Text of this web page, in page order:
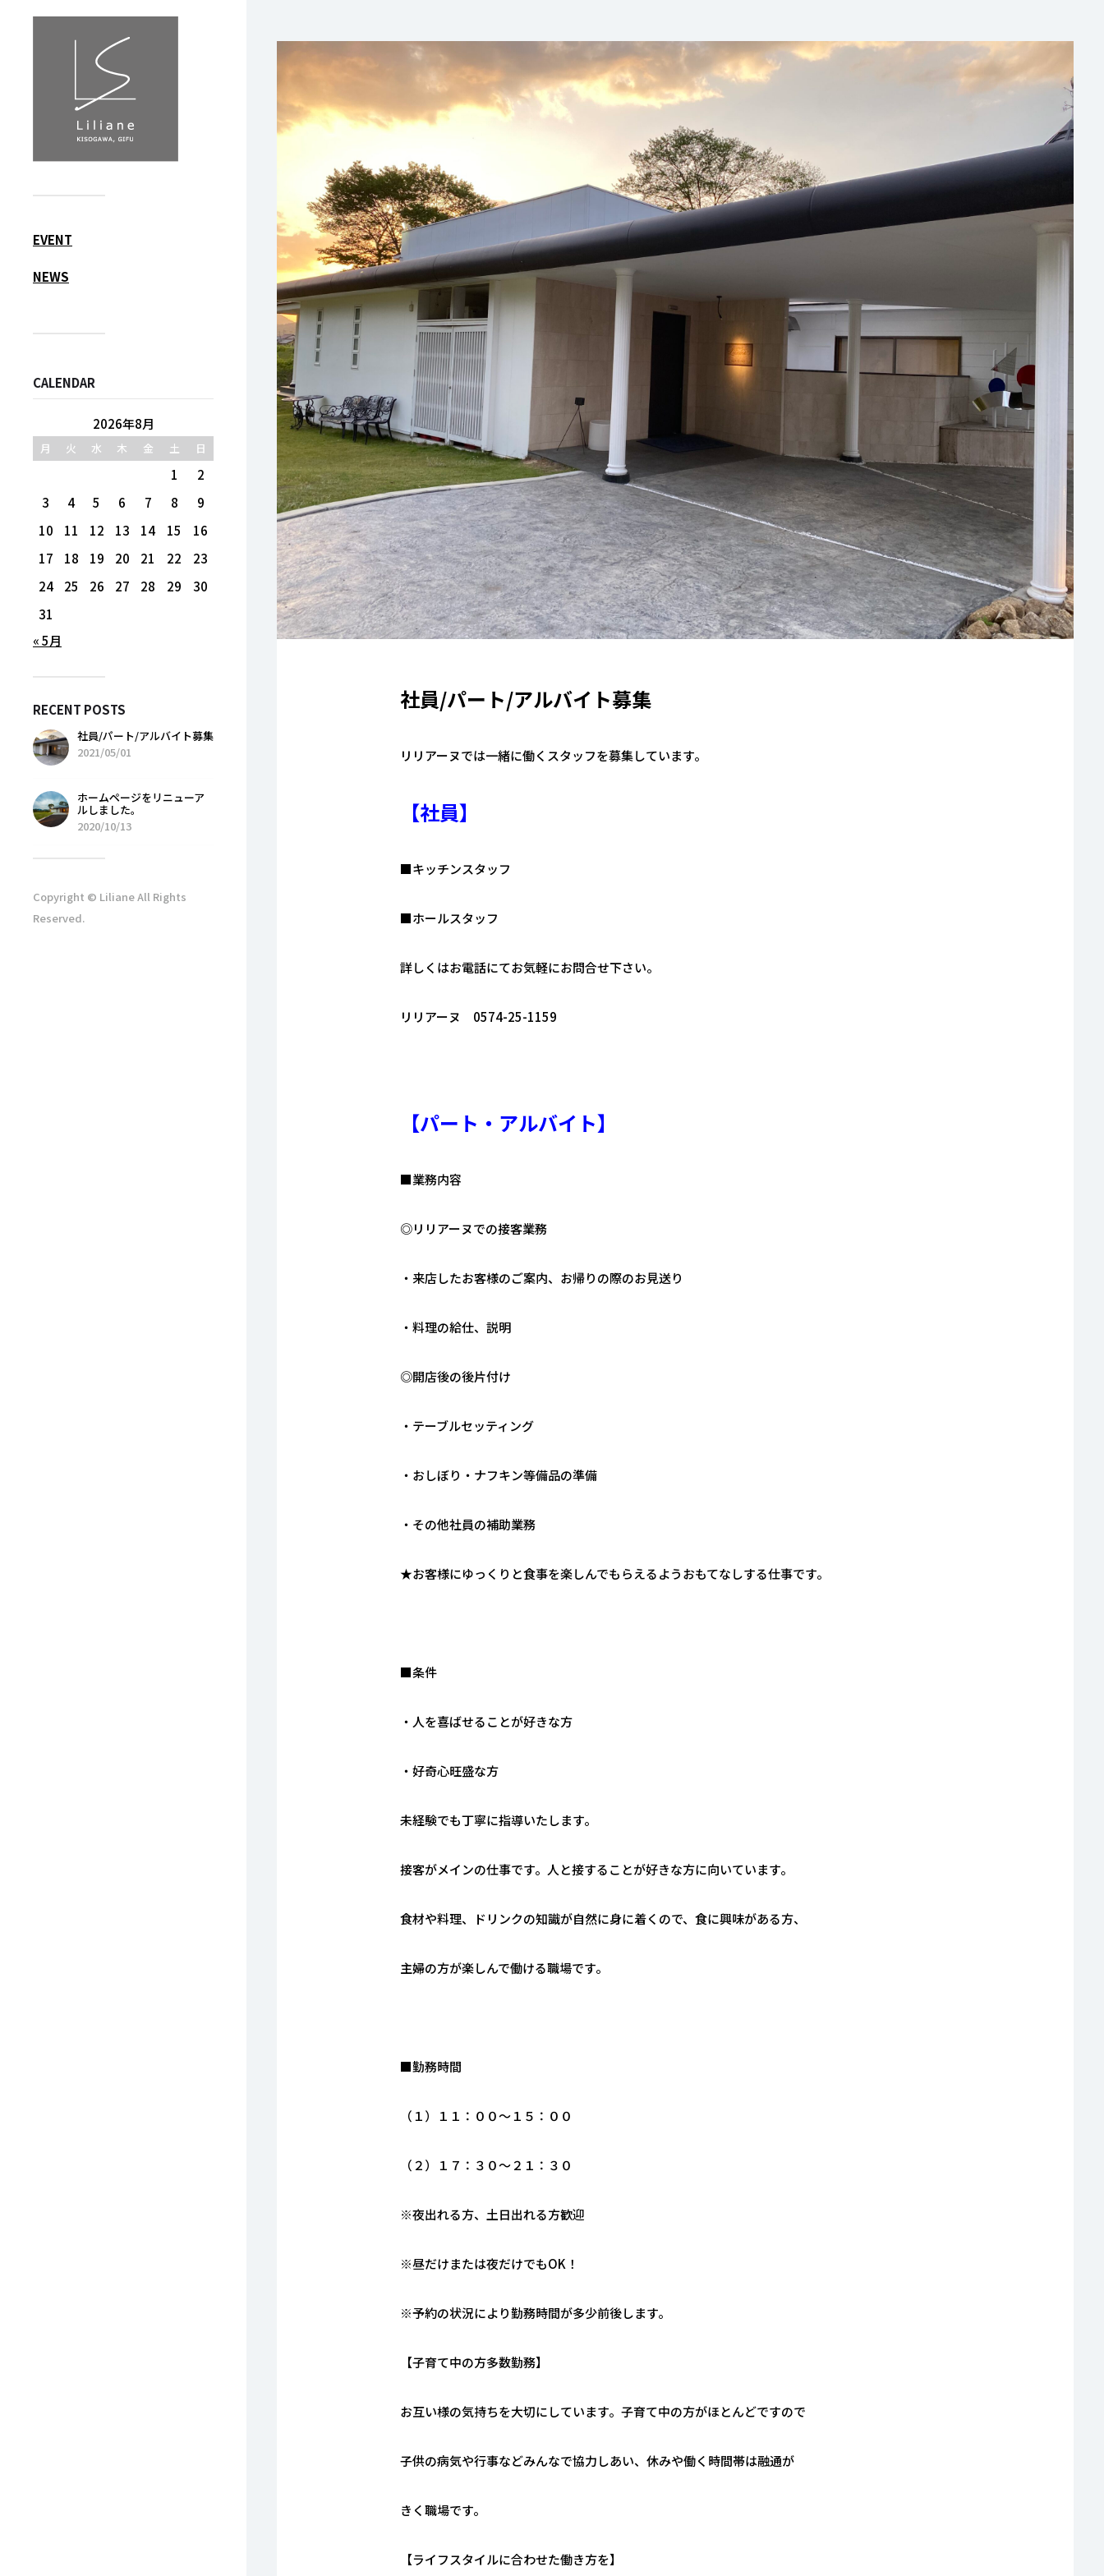
社員/パート/アルバイト募集
リリアーヌでは一緒に働くスタッフを募集しています。
【社員】
■キッチンスタッフ
■ホールスタッフ
詳しくはお電話にてお気軽にお問合せ下さい。
リリアーヌ 0574-25-1159
【パート・アルバイト】
■業務内容
◎リリアーヌでの接客業務
・来店したお客様のご案内、お帰りの際のお見送り
・料理の給仕、説明
◎開店後の後片付け
・テーブルセッティング
・おしぼり・ナフキン等備品の準備
・その他社員の補助業務
★お客様にゆっくりと食事を楽しんでもらえるようおもてなしする仕事です。
■条件
・人を喜ばせることが好きな方
・好奇心旺盛な方
未経験でも丁寧に指導いたします。
接客がメインの仕事です。人と接することが好きな方に向いています。
食材や料理、ドリンクの知識が自然に身に着くので、食に興味がある方、
主婦の方が楽しんで働ける職場です。
■勤務時間
（１）１１：００～１５：００
（２）１７：３０～２１：３０
※夜出れる方、土日出れる方歓迎
※昼だけまたは夜だけでもOK！
※予約の状況により勤務時間が多少前後します。
【子育て中の方多数勤務】
お互い様の気持ちを大切にしています。子育て中の方がほとんどですので
子供の病気や行事などみんなで協力しあい、休みや働く時間帯は融通が
きく職場です。
【ライフスタイルに合わせた働き方を】
EVENT
NEWS
CALENDAR
2026年8月
月 火 水 木 金 土 日
1
2
3
4 5 6 7 8
9
10
11 12 13 14 15
16
17
18 19 20 21 22
23
24
25 26 27 28 29
30
31
« 5月
RECENT POSTS
社員/パート/アルバイト募集
2021/05/01
ホームページをリニューア
ルしました。
2020/10/13
Copyright © Liliane All Rights
Reserved.